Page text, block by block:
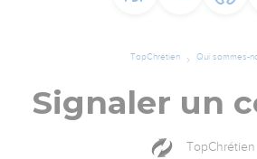
TopChrétien Qui sommes-
Signaler un
TopChrétien